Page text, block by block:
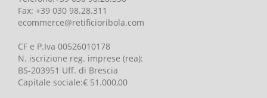
Fax: +39 030 98.28.311
ecommerce@retificioribola.com
CF e P.Iva 00526010178
N. iscrizione reg. imprese (rea):
BS-203951 Uff. di Brescia
Capitale sociale:€ 51.000,00